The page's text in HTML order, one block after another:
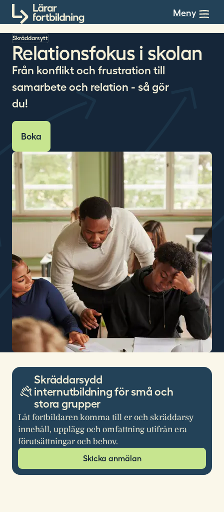
Till innehållet Meny
Skräddarsytt
Relationsfokus i skolan
Från konflikt och frustration till
samarbete och relation - så gör
du!
Boka
Skräddarsydd
internutbildning för små och
stora grupper
Låt fortbildaren komma till er och skräddarsy
innehåll, upplägg och omfattning utifrån era
förutsättningar och behov.
Skicka anmälan